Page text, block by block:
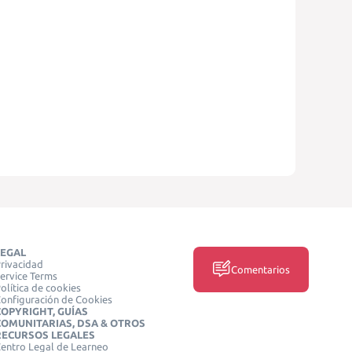
Terms
de cookies
de Cookies
GUÍAS
DSA & OTROS
LEGALES
Legal de Learneo
Comentarios